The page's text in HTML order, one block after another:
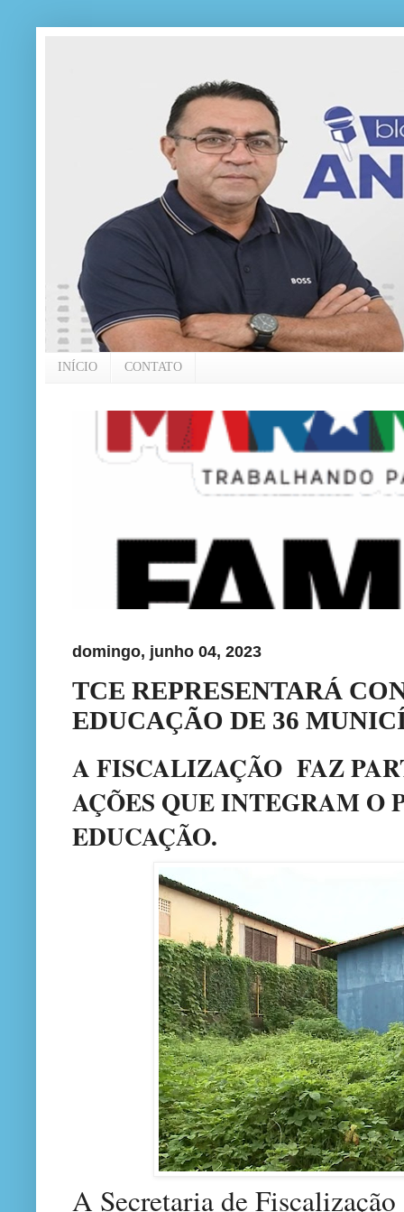
INÍCIO CONTATO
domingo, junho 04, 2023
TCE REPRESENTARÁ
EDUCAÇÃO DE 36
A FISCALIZAÇÃO FAZ
AÇÕES QUE INTEGRAM O
EDUCAÇÃO.
A Secretaria de